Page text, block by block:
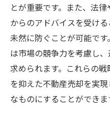
とが重要です。また、法
からのアドバイスを受け
未然に防ぐことが可能で
は市場の競争力を考慮し
求められます。これらの
を抑えた不動産売却を実
なものにすることができま